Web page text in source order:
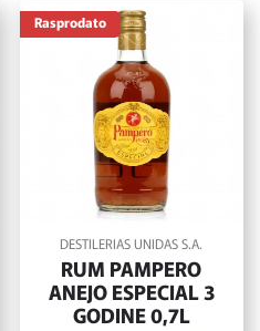
Rasprodato
DESTILERIAS UNIDAS S.A.
RUM PAMPERO
ANEJO ESPECIAL 3
GODINE 0,7L